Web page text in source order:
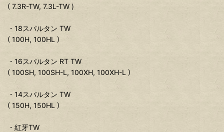
( 7.3R-TW, 7.3L-TW )
・18スパルタン TW
( 100H, 100HL )
・16スパルタン RT TW
( 100SH, 100SH-L, 100XH, 100XH-L )
・14スパルタン TW
( 150H, 150HL )
・紅牙TW